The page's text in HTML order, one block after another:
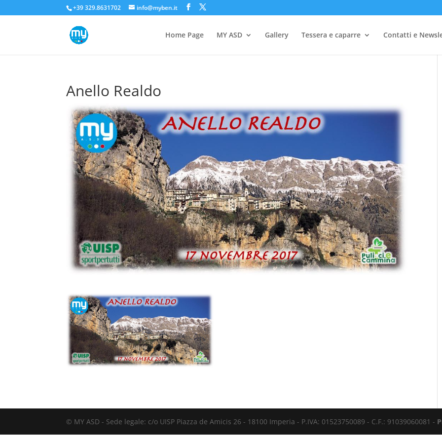
+39 329.8631702 info@myben.it
Home Page MY ASD Gallery Tessera e caparre Contatti e
Anello Realdo
© MY ASD - Sede legale: c/o UISP Piazza de Amicis 26 - 18100 Imperia - P.IVA: 01523750089 - C.F.: 91039060081 -